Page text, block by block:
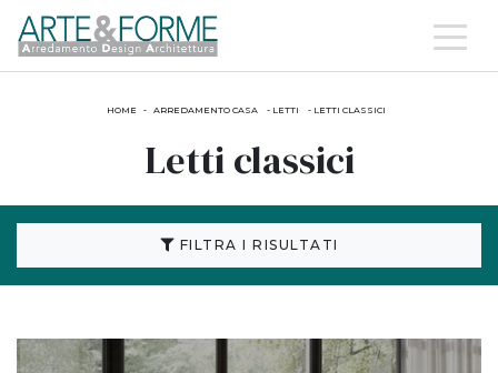
HOME - ARREDAMENTO CASA - LETTI - LETTI CLASSICI
Letti classici
FILTRA I RISULTATI